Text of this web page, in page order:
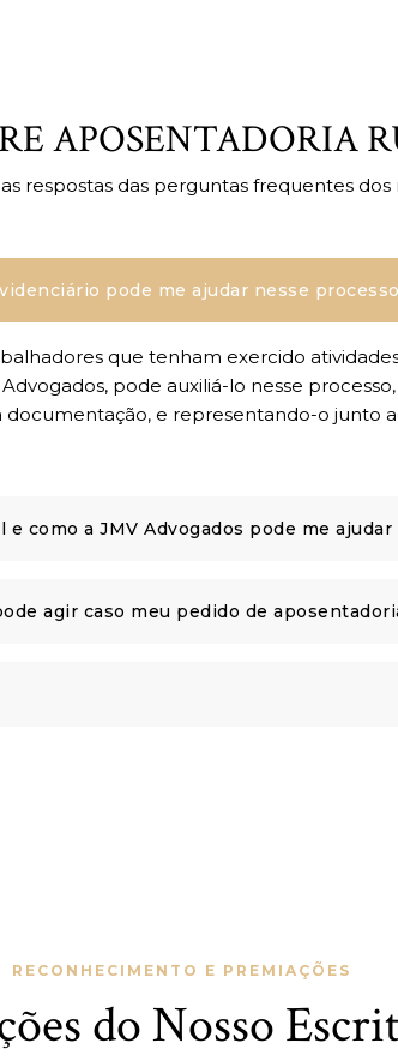
APOSENTADORIA
respostas das perguntas frequentes dos
pode me ajudar nesse
que tenham exercido
pode auxiliá-lo nesse
documentação, e representando-o junto
como a JMV Advogados pode me
agir caso meu pedido de
RECONHECIMENTO E PREMIAÇÕES
do Nosso